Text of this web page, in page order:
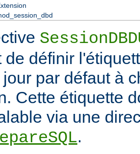
de définir
par défaut à
Cette étiquette
via une
.